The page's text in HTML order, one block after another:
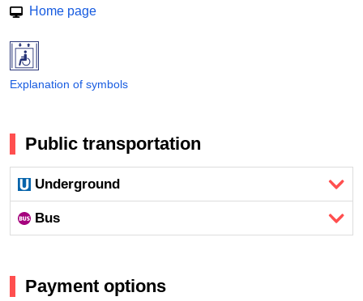
Home page
Explanation of symbols
Public transportation
Underground
Bus
Payment options